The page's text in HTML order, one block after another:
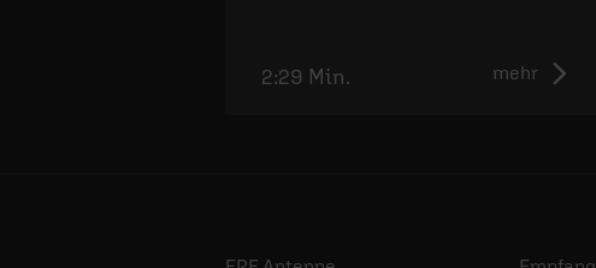
mehr
2:29 Min.